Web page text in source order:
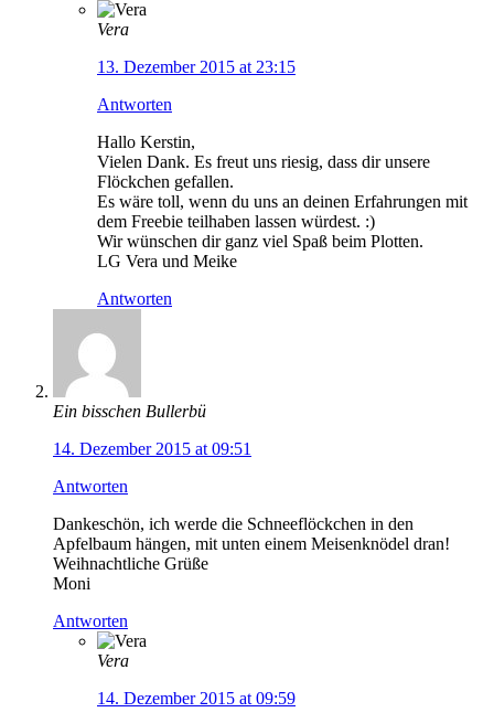
Vera
13. Dezember 2015 at 23:15
Antworten
Hallo Kerstin,
Vielen Dank. Es freut uns riesig, dass dir unsere
Flöckchen gefallen.
Es wäre toll, wenn du uns an deinen Erfahrungen mit
dem Freebie teilhaben lassen würdest. :)
Wir wünschen dir ganz viel Spaß beim Plotten.
LG Vera und Meike
Antworten
Ein bisschen Bullerbü
14. Dezember 2015 at 09:51
Antworten
Dankeschön, ich werde die Schneeflöckchen in den
Apfelbaum hängen, mit unten einem Meisenknödel dran!
Weihnachtliche Grüße
Moni
Antworten
Vera
14. Dezember 2015 at 09:59